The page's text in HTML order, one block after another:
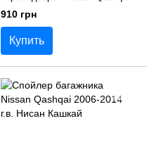
2006-2014 г.в. Нисан Кашкай
910 грн
Купить